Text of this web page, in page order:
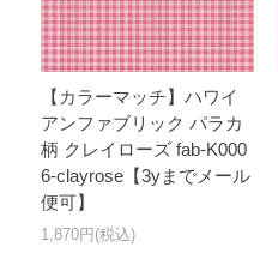
【カラーマッチ】ハワイ
アンファブリック パラカ
柄 クレイローズ fab-K000
6-clayrose【3yまでメール
便可】
1,870円(税込)